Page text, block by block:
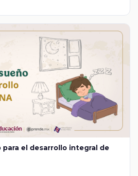
para el desarrollo integral de